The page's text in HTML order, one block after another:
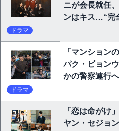
ニが会長就任
ンはキス…“完
ドラマ
「マンション
パク・ビョン
かの警察連行へ
ドラマ
「恋は命がけ
ヤン・セジョ